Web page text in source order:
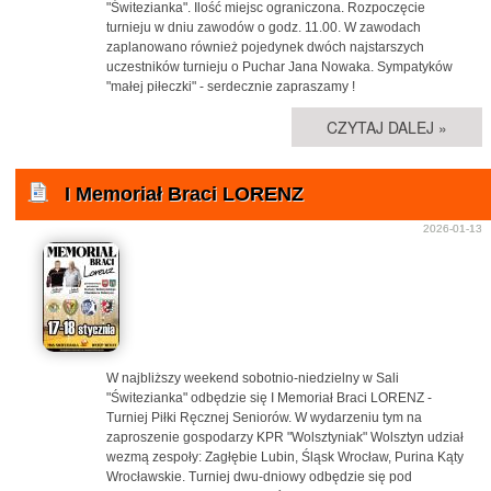
"Świtezianka". Ilość miejsc ograniczona. Rozpoczęcie
turnieju w dniu zawodów o godz. 11.00. W zawodach
zaplanowano również pojedynek dwóch najstarszych
uczestników turnieju o Puchar Jana Nowaka. Sympatyków
"małej piłeczki" - serdecznie zapraszamy !
CZYTAJ DALEJ »
I Memoriał Braci LORENZ
2026-01-13
W najbliższy weekend sobotnio-niedzielny w Sali
"Świtezianka" odbędzie się I Memoriał Braci LORENZ -
Turniej Piłki Ręcznej Seniorów. W wydarzeniu tym na
zaproszenie gospodarzy KPR "Wolsztyniak" Wolsztyn udział
wezmą zespoły: Zagłębie Lubin, Śląsk Wrocław, Purina Kąty
Wrocławskie. Turniej dwu-dniowy odbędzie się pod